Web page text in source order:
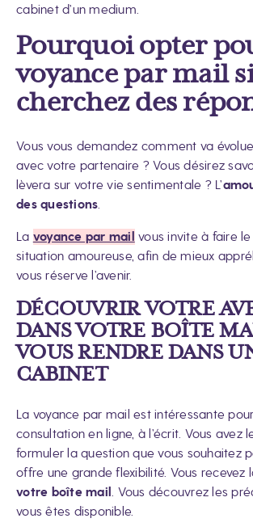
cabinet d’un medium.
Pourquoi opter
voyance par mail
cherchez des
Vous vous demandez comment va
avec votre partenaire ? Vous désirez
lèvera sur votre vie sentimentale ? L’
des questions
La voyance par mail vous invite à faire
situation amoureuse, afin de mieux
vous réserve l’avenir.
DÉCOUVRIR VOTRE
DANS VOTRE BOÎTE
VOUS RENDRE DANS
CABINET
La voyance par mail est intéressante
consultation en ligne, à l’écrit. Vous avez
formuler la question que vous souhaitez
offre une grande flexibilité. Vous recevez
votre boîte mail . Vous découvrez les
vous êtes disponible.